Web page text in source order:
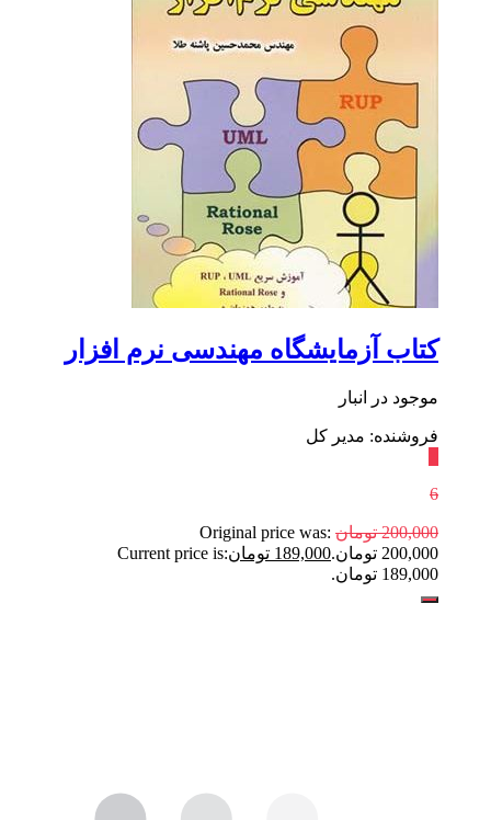
کتاب آزمایشگاه مهندسی نرم افزار
موجود در انبار
فروشنده: مدیر کل
6
200,000 تومان Original price was:
200,000 تومان.
189,000 تومانCurrent price is:
189,000 تومان.